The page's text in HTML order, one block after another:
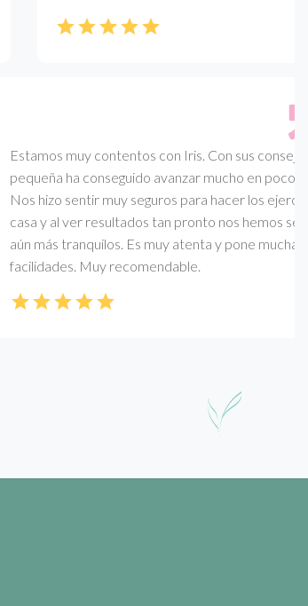
Estamos muy contentos con Iris. Con sus consejos
pequeña ha conseguido avanzar mucho en pocos
Nos hizo sentir muy seguros para hacer los
casa y al ver resultados tan pronto nos hemos
aún más tranquilos. Es muy atenta y pone muchas
facilidades. Muy recomendable.